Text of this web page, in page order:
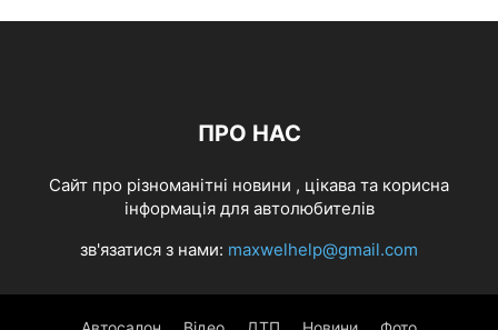
ПРО НАС
Cайт про різноманітні новини , цікава та корисна
інформація для автолюбителів
зв'язатися з нами: maxwelhelp@gmail.com